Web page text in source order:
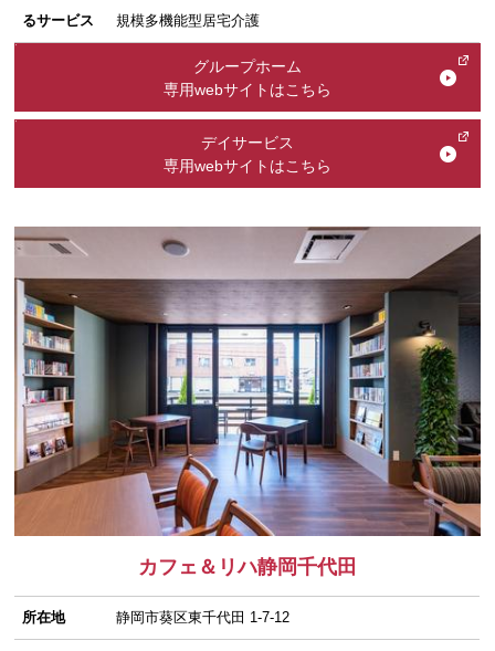
るサービス 規模多機能型居宅介護
グループホーム
専用webサイトはこちら
デイサービス
専用webサイトはこちら
カフェ＆リハ静岡千代田
所在地 静岡市葵区東千代田 1-7-12